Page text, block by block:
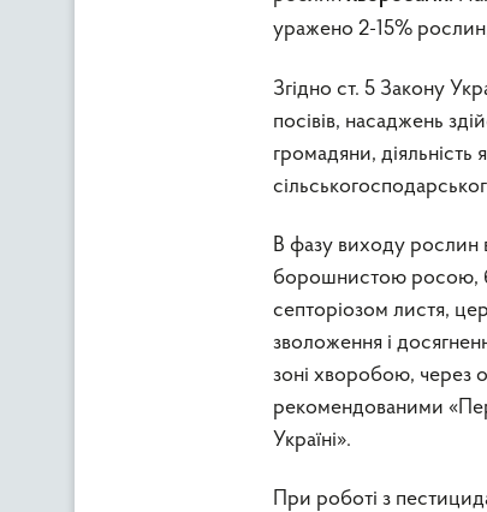
уражено 2-15%
Згідно ст. 5 Закону
посівів, насаджень
громадяни,
В фазу виходу рослин
борошнистою росою,
септоріозом листя,
зволоження і
зоні хворобою, через
рекомендованими
Україні».
При роботі з